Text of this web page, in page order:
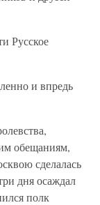
Русское
и впредь
обещаниям,
сделалась
дня осаждал
полк